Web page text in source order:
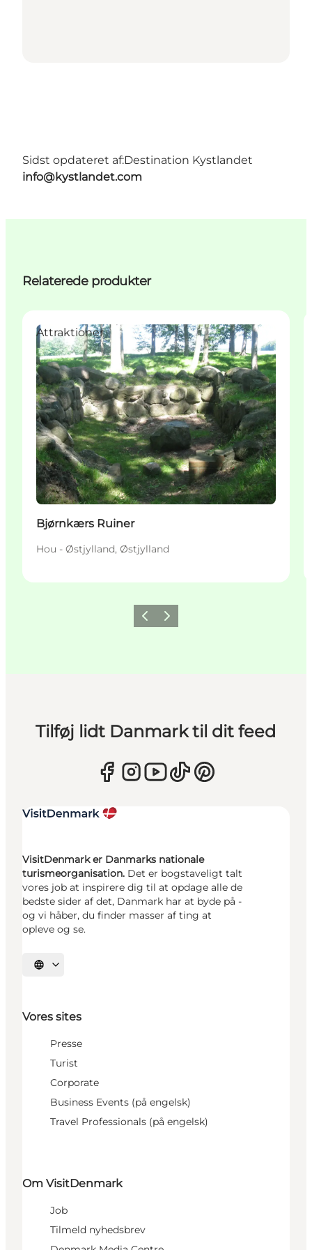
Sidst opdateret af:Destination Kystlandet
info@kystlandet.com
Relaterede produkter
Attraktioner
Bjørnkærs Ruiner
Hou - Østjylland, Østjylland
ForrigeNæste
Tilføj lidt Danmark til dit feed
VisitDenmark er Danmarks nationale
turismeorganisation. Det er bogstaveligt talt
vores job at inspirere dig til at opdage alle de
bedste sider af det, Danmark har at byde på -
og vi håber, du finder masser af ting at
opleve og se.
Vælg sprog
Vores sites
Presse
Turist
Corporate
Business Events (på engelsk)
Travel Professionals (på engelsk)
Om VisitDenmark
Job
Tilmeld nyhedsbrev